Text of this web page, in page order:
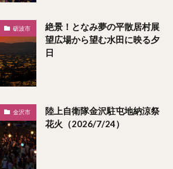
砺波市
絶景！となみ夢の平散居村展
望広場から望む水田に映る夕
日
金沢市
陸上自衛隊金沢駐屯地納涼祭
花火（2026/7/24）